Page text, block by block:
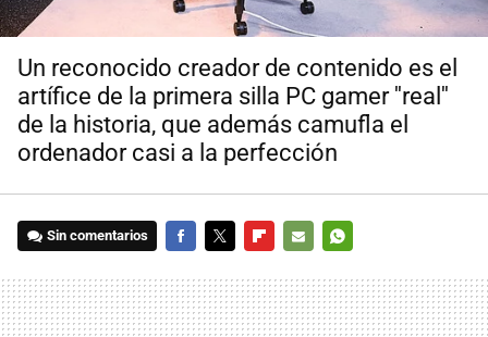
Un reconocido creador de contenido es el
artífice de la primera silla PC gamer ''real''
de la historia, que además camufla el
ordenador casi a la perfección
Sin comentarios
MAIL